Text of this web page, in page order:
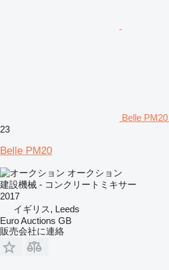
Belle
23
Belle PM20
オークション
建設機械 - コンクリートミキサー
2017
イギリス, Leeds
Euro Auctions GB
販売会社に連絡